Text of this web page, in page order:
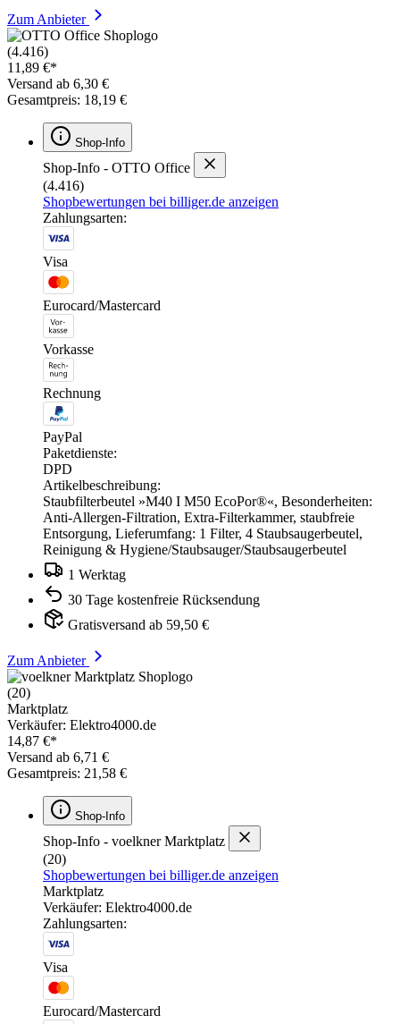
Zum Anbieter
(4.416)
11,89 €*
Versand ab 6,30 €
Gesamtpreis: 18,19 €
Shop-Info
Shop-Info - OTTO Office
(4.416)
Shopbewertungen bei billiger.de anzeigen
Zahlungsarten:
Visa
Eurocard/Mastercard
Vorkasse
Rechnung
PayPal
Paketdienste:
DPD
Artikelbeschreibung:
Staubfilterbeutel »M40 I M50 EcoPor®«, Besonderheiten:
Anti-Allergen-Filtration, Extra-Filterkammer, staubfreie
Entsorgung, Lieferumfang: 1 Filter, 4 Staubsaugerbeutel,
Reinigung & Hygiene/Staubsauger/Staubsaugerbeutel
1 Werktag
30 Tage kostenfreie Rücksendung
Gratisversand ab 59,50 €
Zum Anbieter
(20)
Marktplatz
Verkäufer: Elektro4000.de
14,87 €*
Versand ab 6,71 €
Gesamtpreis: 21,58 €
Shop-Info
Shop-Info - voelkner Marktplatz
(20)
Shopbewertungen bei billiger.de anzeigen
Marktplatz
Verkäufer: Elektro4000.de
Zahlungsarten:
Visa
Eurocard/Mastercard